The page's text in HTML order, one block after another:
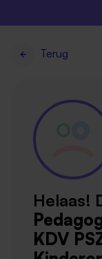
Terug
Helaas!
KDV